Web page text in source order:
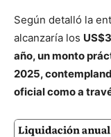
Según detalló la
alcanzaría los
año, un monto
2025,
oficial como a